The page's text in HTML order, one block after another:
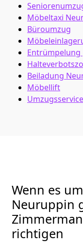
Möbeltaxi
Büroumzug
Entrümpelung
Beiladung
Möbellift
Umzugsservice
Wenn es
Neuruppin
richtigen